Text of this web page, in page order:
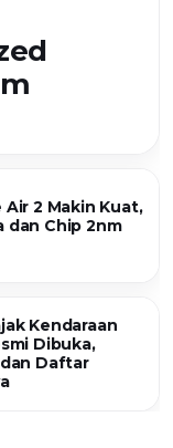
Air 2 Makin Kuat,
dan Chip 2nm
Kendaraan
Dibuka,
Daftar